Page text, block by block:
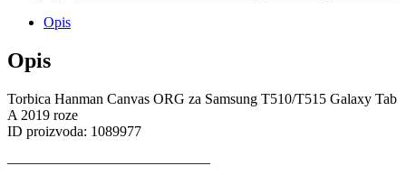
Opis
Opis
Torbica Hanman Canvas ORG za Samsung T510/T515 Galaxy Tab
A 2019 roze
ID proizvoda: 1089977
——————————————